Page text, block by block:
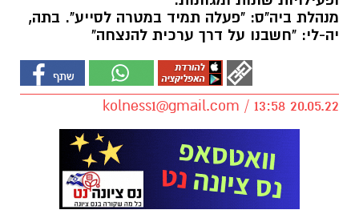
מנהלת ביה"ס: "פעלה תמיד במטרה לסייע". בתה,
יה-לי: "חשבנו על דרך ערכית להנצחה"
kolness1@gmail.com / 13:58 20.05.22